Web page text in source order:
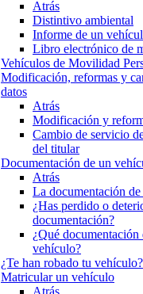
Atrás
Distintivo ambiental
Informe de un
Libro electrónico de
Vehículos de Movilidad
Modificación, reformas y
datos
Atrás
Modificación y
Cambio de servicio
del titular
Documentación de un
Atrás
La documentación
¿Has perdido o
documentación?
¿Qué documentación
vehículo?
¿Te han robado tu vehículo?
Matricular un vehículo